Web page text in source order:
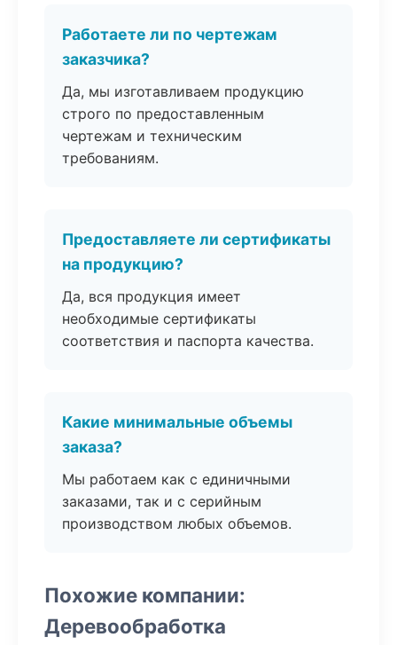
Работаете ли по чертежам
заказчика?
Да, мы изготавливаем продукцию
строго по предоставленным
чертежам и техническим
требованиям.
Предоставляете ли сертификаты
на продукцию?
Да, вся продукция имеет
необходимые сертификаты
соответствия и паспорта качества.
Какие минимальные объемы
заказа?
Мы работаем как с единичными
заказами, так и с серийным
производством любых объемов.
Похожие компании:
Деревообработка